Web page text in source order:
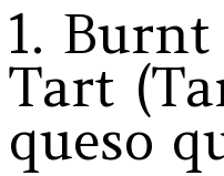
1. Burnt
Tart
queso